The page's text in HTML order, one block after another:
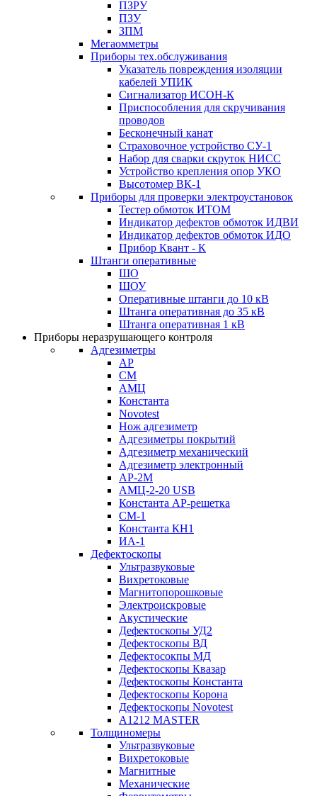
ПЗРУ
ПЗУ
ЗПМ
Мегаомметры
Приборы тех.обслуживания
Указатель повреждения изоляции
кабелей УПИК
Сигнализатор ИСОН-К
Приспособления для скручивания
проводов
Бесконечный канат
Страховочное устройство СУ-1
Набор для сварки скруток НИСС
Устройство крепления опор УКО
Высотомер ВК-1
Приборы для проверки электроустановок
Тестер обмоток ИТОМ
Индикатор дефектов обмоток ИДВИ
Индикатор дефектов обмоток ИДО
Прибор Квант - К
Штанги оперативные
ШО
ШОУ
Оперативные штанги до 10 кВ
Штанга оперативная до 35 кВ
Штанга оперативная 1 кВ
Приборы неразрушающего контроля
Адгезиметры
АР
СМ
АМЦ
Константа
Novotest
Нож адгезиметр
Адгезиметры покрытий
Адгезиметр механический
Адгезиметр электронный
АР-2М
АМЦ-2-20 USB
Константа АР-решетка
СМ-1
Константа КН1
ИА-1
Дефектоскопы
Ультразвуковые
Вихретоковые
Магнитопорошковые
Электроискровые
Акустические
Дефектоскопы УД2
Дефектоскопы ВД
Дефектосокпы МД
Дефектоскопы Квазар
Дефектоскопы Константа
Дефектоскопы Корона
Дефектоскопы Novotest
А1212 MASTER
Толщиномеры
Ультразвуковые
Вихретоковые
Магнитные
Механические